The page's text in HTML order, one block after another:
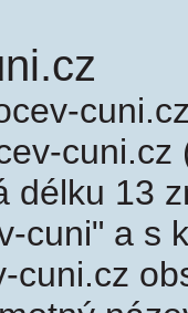
délku 13
cuni" a s
cuni.cz